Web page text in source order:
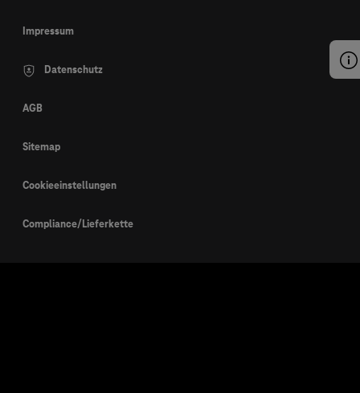
Impressum
Datenschutz
AGB
Sitemap
Cookieeinstellungen
Compliance/Lieferkette